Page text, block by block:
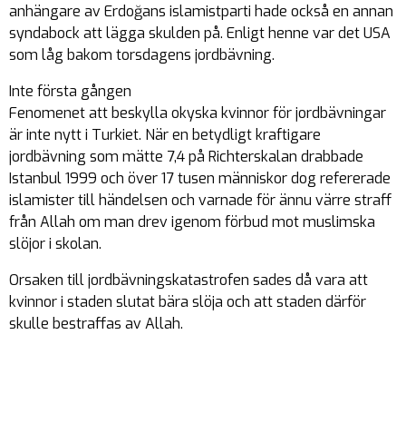
anhängare av Erdoğans islamistparti hade också en annan
syndabock att lägga skulden på. Enligt henne var det USA
som låg bakom torsdagens jordbävning.
Inte första gången
Fenomenet att beskylla okyska kvinnor för jordbävningar
är inte nytt i Turkiet. När en betydligt kraftigare
jordbävning som mätte 7,4 på Richterskalan drabbade
Istanbul 1999 och över 17 tusen människor dog refererade
islamister till händelsen och varnade för ännu värre straff
från Allah om man drev igenom förbud mot muslimska
slöjor i skolan.
Orsaken till jordbävningskatastrofen sades då vara att
kvinnor i staden slutat bära slöja och att staden därför
skulle bestraffas av Allah.